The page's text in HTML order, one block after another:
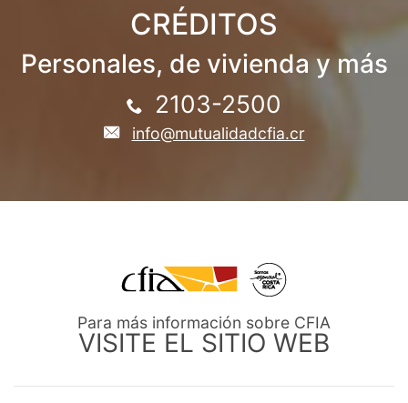
CRÉDITOS
Personales, de vivienda y más
2103-2500
info@mutualidadcfia.cr
Para más información sobre CFIA
VISITE EL SITIO WEB